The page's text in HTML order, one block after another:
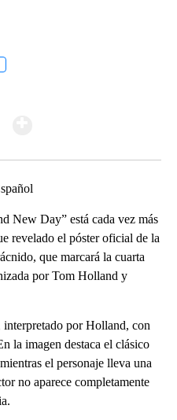
New Day” está cada vez más
revelado el póster oficial de la
que marcará la cuarta
por Tom Holland y
interpretado por Holland, con
la imagen destaca el clásico
el personaje lleva una
no aparece completamente